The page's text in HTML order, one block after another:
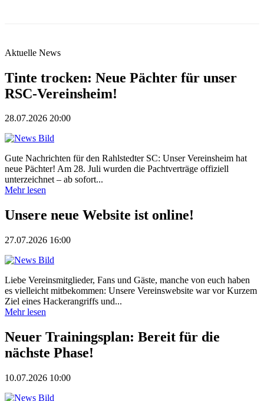
Aktuelle News
Tinte trocken: Neue Pächter für unser
RSC-Vereinsheim!
28.07.2026 20:00
Gute Nachrichten für den Rahlstedter SC: Unser Vereinsheim hat
neue Pächter! Am 28. Juli wurden die Pachtverträge offiziell
unterzeichnet – ab sofort...
Mehr lesen
Unsere neue Website ist online!
27.07.2026 16:00
Liebe Vereinsmitglieder, Fans und Gäste, manche von euch haben
es vielleicht mitbekommen: Unsere Vereinswebsite war vor Kurzem
Ziel eines Hackerangriffs und...
Mehr lesen
Neuer Trainingsplan: Bereit für die
nächste Phase!
10.07.2026 10:00